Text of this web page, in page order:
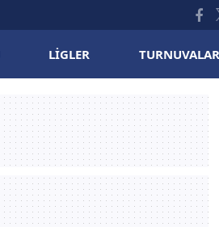
LIGLER TURNUVALAR